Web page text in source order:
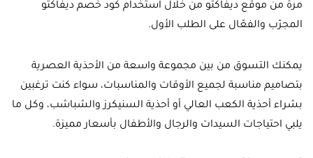
مرة من موقع ديفاكتو من خلال استخدام كود خصم ديفاكتو
المجرّب والفعّال على الطلب الأول.
يمكنك التسوق من بين مجموعة واسعة من الأحذية العصرية
بتصاميم مناسبة لجميع الأوقات والمناسبات، سواء كنت ترغبين
بشراء أحذية الكعب العالي أو أحذية السنيكرز والشباشب، وكل ما
يلبي احتياجات السيدات والرجال والأطفال بأسعار مميزة.